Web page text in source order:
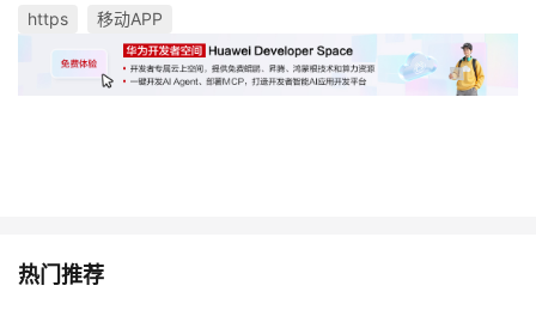
https 移动APP
热门推荐